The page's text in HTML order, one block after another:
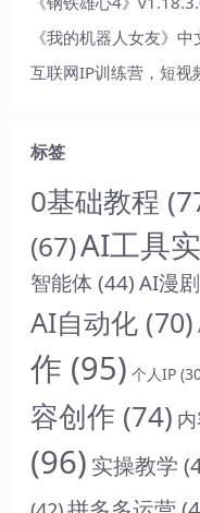
《我的机器人女友》中
互联网IP训练营，短视
标签
0基础教程
(67)AI工具
智能体 (44) AI漫剧
AI自动化 (70)
作 (95) 个人IP
容创作 (74)
(96) 实操教学